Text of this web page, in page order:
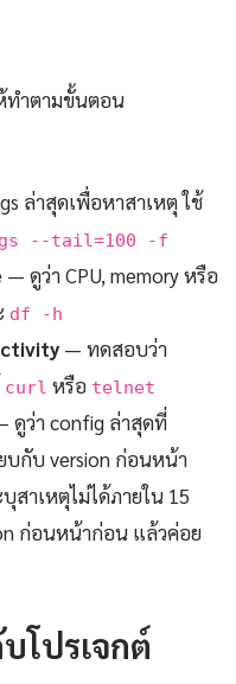
ทำตามขั้นตอน
ล่าสุดเพื่อหาสาเหตุ ใช้
--tail=100 -f
— ดูว่า CPU, memory หรือ
df -h
— ทดสอบว่า
curl หรือ telnet
ดูว่า config ล่าสุดที่
บกับ version ก่อนหน้า
สาเหตุไม่ได้ภายใน 15
ก่อนหน้าก่อน แล้วค่อย
โปรเจกต์